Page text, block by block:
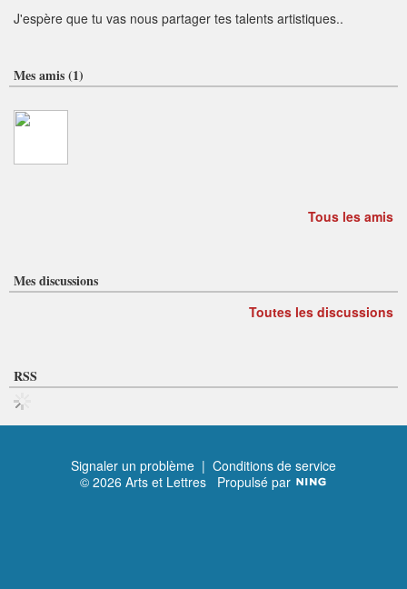
J'espère que tu vas nous partager tes talents artistiques..
Mes amis (1)
Tous les amis
Mes discussions
Toutes les discussions
RSS
Signaler un problème | Conditions de service
© 2026 Arts et Lettres Propulsé par